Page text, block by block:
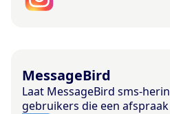
MessageBird
Laat MessageBird sms-
gebruikers die een